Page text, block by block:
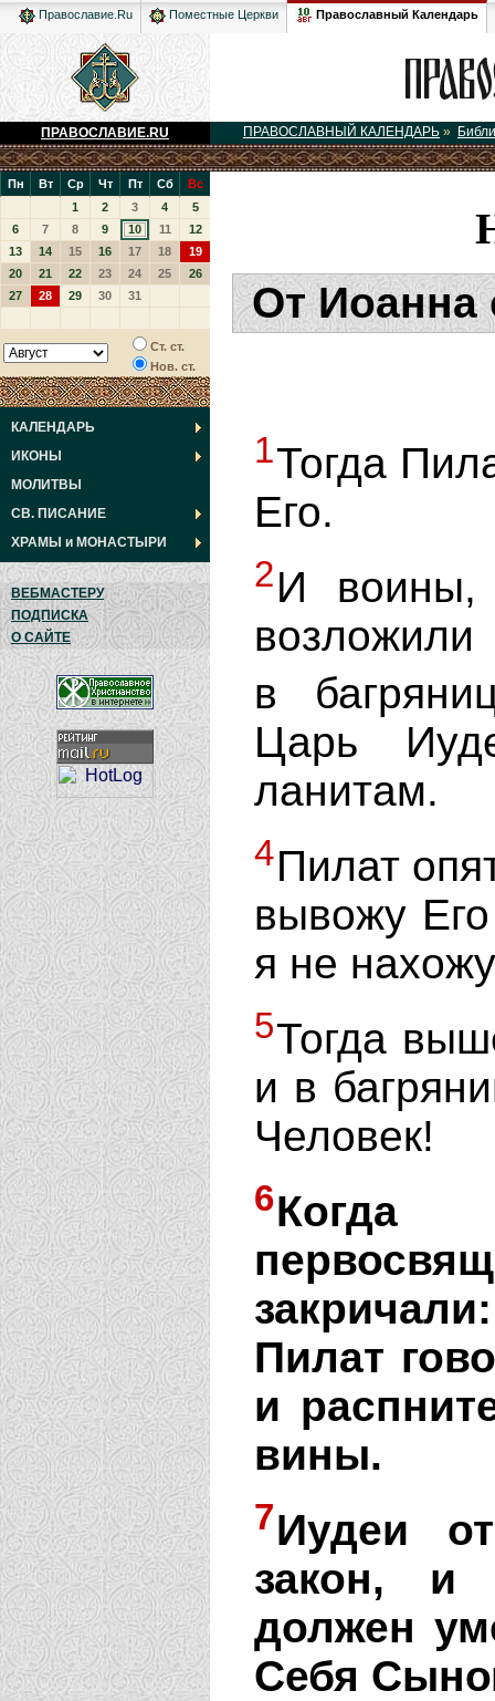
Православие.Ru Поместные Церкви Православный Календарь
ПРАВОСЛАВИЕ.RU ПРАВОСЛАВНЫЙ КАЛЕНДАРЬ »
Пн Вт Ср Чт Пт Сб
Вс
1
2 3 4
5
6
7 8 9 10 11
12
13
14 15 16 17 18
19
20
21 22 23 24 25
26
27
28 29 30 31
Ст. ст.
Нов. ст.
КАЛЕНДАРЬ
ИКОНЫ
МОЛИТВЫ
СВ. ПИСАНИЕ
ХРАМЫ и МОНАСТЫРИ
ВЕБМАСТЕРУ
ПОДПИСКА
О САЙТЕ
От Иоанна
1Тогда
Его.
2И воины,
возложили
в
Царь
ланитам.
4Пилат
вывожу
я не
5Тогда
и в
Человек!
6
Пилат
и
вины.
7Иудеи
закон, и
должен
Себя